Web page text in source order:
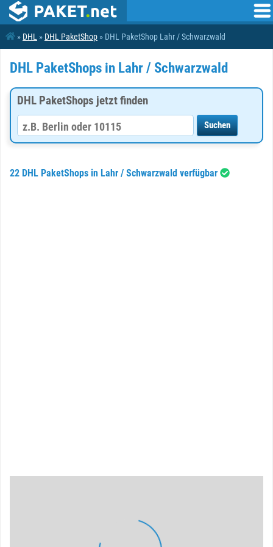
» DHL » DHL PaketShop » DHL PaketShop Lahr / Schwarzwald
DHL PaketShops in Lahr / Schwarzwald
DHL PaketShops jetzt finden
22 DHL PaketShops in Lahr / Schwarzwald verfügbar